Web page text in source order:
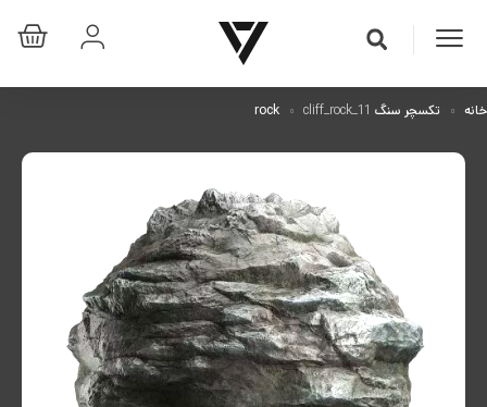
خانه تکسچر سنگ rock cliff_rock_11